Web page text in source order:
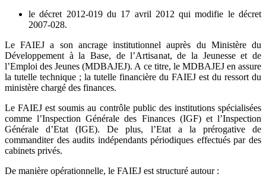
le décret 2012-019 du 17 avril 2012 qui modifie le décret
2007-028.
Le FAIEJ a son ancrage institutionnel auprès du Ministère du
Développement à la Base, de l’Artisanat, de la Jeunesse et de
l’Emploi des Jeunes (MDBAJEJ). A ce titre, le MDBAJEJ en assure
la tutelle technique ; la tutelle financière du FAIEJ est du ressort du
ministère chargé des finances.
Le FAIEJ est soumis au contrôle public des institutions spécialisées
comme l’Inspection Générale des Finances (IGF) et l’Inspection
Générale d’Etat (IGE). De plus, l’Etat a la prérogative de
commanditer des audits indépendants périodiques effectués par des
cabinets privés.
De manière opérationnelle, le FAIEJ est structuré autour :